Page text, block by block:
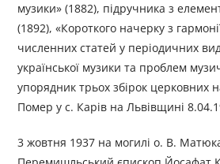
музики» (1882), підручника з
(1892), «Короткого начерку з
численних статей у періодичних
української музики та проблем
упорядник трьох збірок церковних
Помер у с. Карів на Львівщині
3 жовтня 1937 на могилі о. В.